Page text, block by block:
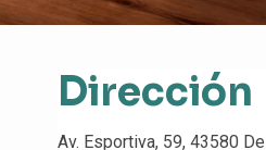
Dirección
Av. Esportiva, 59, 43580